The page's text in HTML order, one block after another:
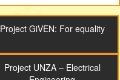
Project GiVEN: For equality
Project UNZA – Electrical